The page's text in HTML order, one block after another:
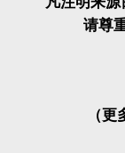
请尊
（